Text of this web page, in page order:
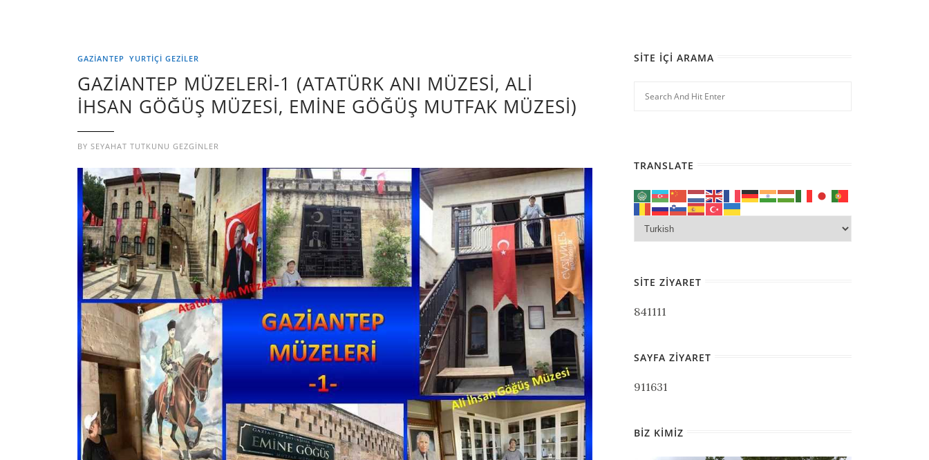
GAZIANTEP YURTIÇI GEZILER
GAZİANTEP MÜZELERİ-1 (ATATÜRK ANI MÜZESI, ALI
İHSAN GÖĞÜŞ MÜZESI, EMINE GÖĞÜŞ MUTFAK MÜZESI)
BY SEYAHAT TUTKUNU GEZGINLER
SITE İÇI ARAMA
TRANSLATE
SITE ZIYARET
841111
SAYFA ZIYARET
911631
BIZ KIMIZ